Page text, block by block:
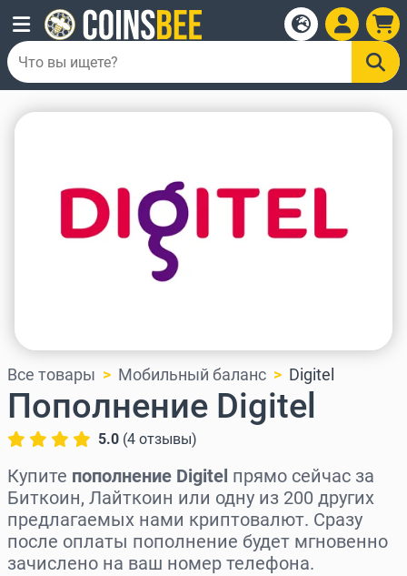
Все товары Мобильный баланс Digitel
Пополнение Digitel
5.0 (4 отзывы)
Купите пополнение Digitel прямо сейчас за
Биткоин, Лайткоин или одну из 200 других
предлагаемых нами криптовалют. Сразу
после оплаты пополнение будет мгновенно
зачислено на ваш номер телефона.